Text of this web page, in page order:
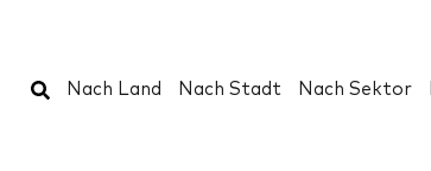
Suchen
Nach Land Nach Stadt Nach Sektor